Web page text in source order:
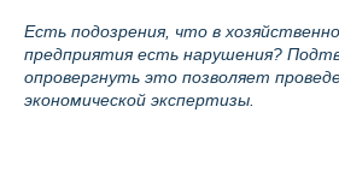
Услуги
Есть подозрения, что в
предприятия есть нарушения?
опровергнуть это позволяет
экономической экспертизы.